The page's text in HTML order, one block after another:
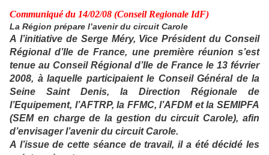
Communiqué du 14/02/08 (Conseil Regionale IdF)
La Région prépare l’avenir du circuit Carole
A l’initiative de Serge Méry, Vice Président du Conseil
Régional d’Ile de France, une première réunion s’est
tenue au Conseil Régional d’Ile de France le 13 février
2008, à laquelle participaient le Conseil Général de la
Seine Saint Denis, la Direction Régionale de
l’Equipement, l’AFTRP, la FFMC, l’AFDM et la SEMIPFA
(SEM en charge de la gestion du circuit Carole), afin
d’envisager l’avenir du circuit Carole.
A l’issue de cette séance de travail, il a été décidé les